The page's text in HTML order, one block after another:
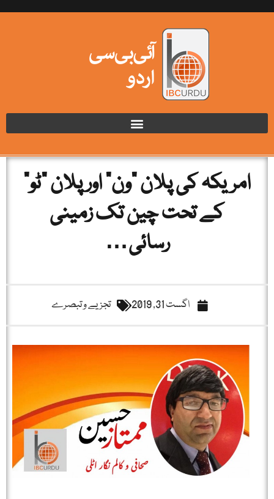
امریکہ کی پلان “ون” اور پلان “ٹو”
کے تحت چین تک زمینی
رسائی…
اگست 31, 2019 تجزیے و تبصرے